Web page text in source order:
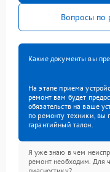
Вопросы по
Какие документы вы
На этапе приема
ремонт вам будет
обязательств на ваше
по ремонту техники, вы
гарантийный талон.
Я уже знаю в чем
ремонт необходим. Для